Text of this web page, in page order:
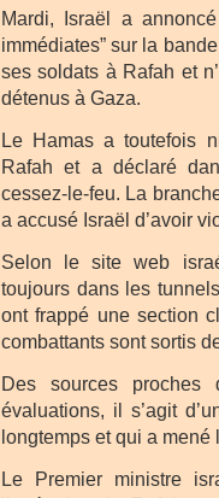
Mardi, Israël a
immédiates” sur la
ses soldats à Rafah et
détenus à Gaza.
Le Hamas a toutefois
Rafah et a déclaré
cessez-le-feu. La
a accusé Israël d’avoir
Selon le site web
toujours dans les
ont frappé une section
combattants sont sortis
Des sources
évaluations, il s’agit
longtemps et qui a mené
Le Premier ministre